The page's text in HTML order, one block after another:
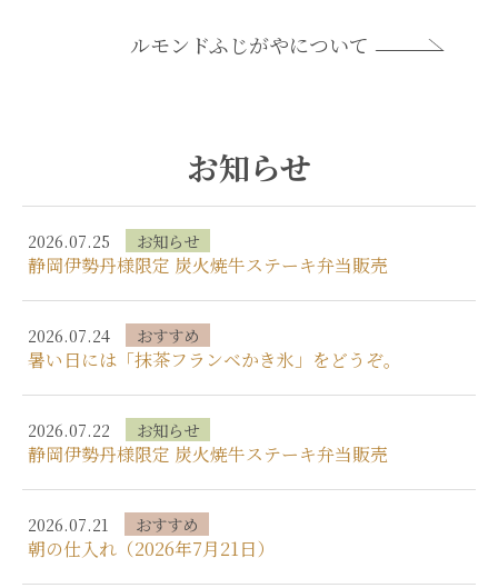
ルモンドふじがやについて
お知らせ
2026.07.25 お知らせ
静岡伊勢丹様限定 炭火焼牛ステーキ弁当販売
2026.07.24 おすすめ
暑い日には「抹茶フランベかき氷」をどうぞ。
2026.07.22 お知らせ
静岡伊勢丹様限定 炭火焼牛ステーキ弁当販売
2026.07.21 おすすめ
朝の仕入れ（2026年7月21日）